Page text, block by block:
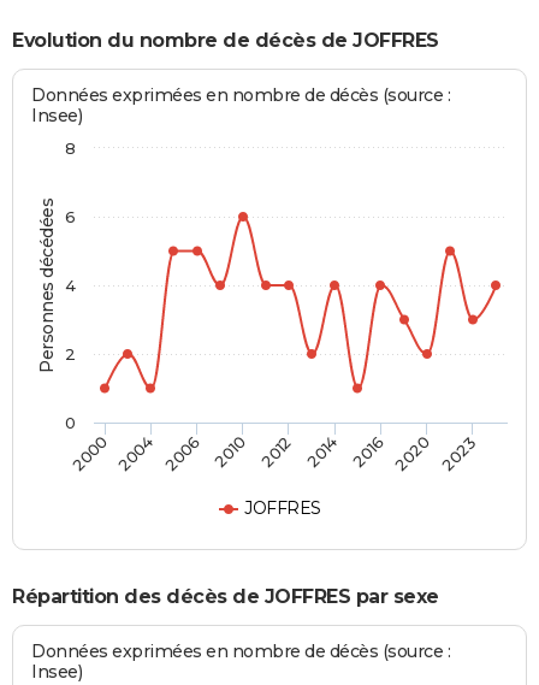
Evolution du nombre de décès de JOFFRES
Personnes décédées
Données exprimées en nombre de décès (source :
Insee)
JOFFRES
2000 2004 2006 2010 2012 2014 2016 2020 2023
0
2
4
6
8
Répartition des décès de JOFFRES par sexe
Données exprimées en nombre de décès (source :
Insee)